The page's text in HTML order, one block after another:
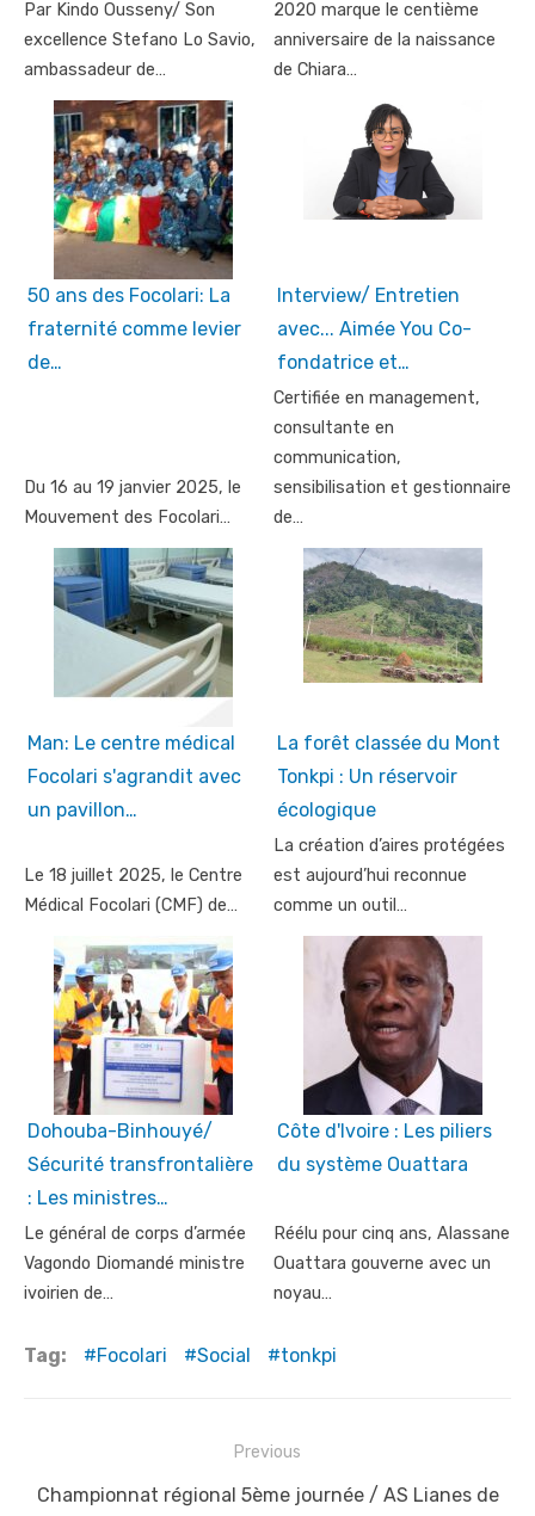
Par Kindo Ousseny/ Son
excellence Stefano Lo Savio,
ambassadeur de…
2020 marque le centième
anniversaire de la naissance
de Chiara…
50 ans des Focolari: La
fraternité comme levier
de…
Du 16 au 19 janvier 2025, le
Mouvement des Focolari…
Interview/ Entretien
avec... Aimée You Co-
fondatrice et…
Certifiée en management,
consultante en
communication,
sensibilisation et gestionnaire
de…
Man: Le centre médical
Focolari s'agrandit avec
un pavillon…
Le 18 juillet 2025, le Centre
Médical Focolari (CMF) de…
La forêt classée du Mont
Tonkpi : Un réservoir
écologique
La création d’aires protégées
est aujourd’hui reconnue
comme un outil…
Dohouba-Binhouyé/
Sécurité transfrontalière
: Les ministres…
Le général de corps d’armée
Vagondo Diomandé ministre
ivoirien de…
Côte d'Ivoire : Les piliers
du système Ouattara
Réélu pour cinq ans, Alassane
Ouattara gouverne avec un
noyau…
Tag: Focolari Social tonkpi
navigation
Previous
Previous
Championnat régional 5ème journée / AS Lianes de